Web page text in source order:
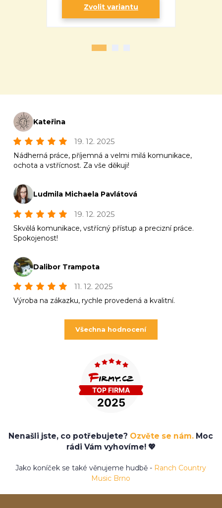
Zvolit variantu
Kateřina
19. 12. 2025
Nádherná práce, příjemná a velmi milá komunikace,
ochota a vstřícnost. Za vše děkuji!
Ludmila Michaela Pavlátová
19. 12. 2025
Skvělá komunikace, vstřícný přístup a precizní práce.
Spokojenost!
Dalibor Trampota
11. 12. 2025
Výroba na zákazku, rychle provedená a kvalitní.
Všechna hodnocení
Nenašli jste, co potřebujete? Ozvěte se nám. Moc
rádi Vám vyhovíme! 💖
Jako koníček se také věnujeme hudbě - Ranch Country
Music Brno